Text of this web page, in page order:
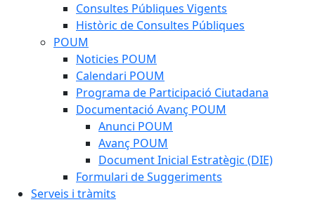
Consultes Públiques Vigents
Històric de Consultes Públiques
POUM
Noticies POUM
Calendari POUM
Programa de Participació Ciutadana
Documentació Avanç POUM
Anunci POUM
Avanç POUM
Document Inicial Estratègic (DIE)
Formulari de Suggeriments
Serveis i tràmits